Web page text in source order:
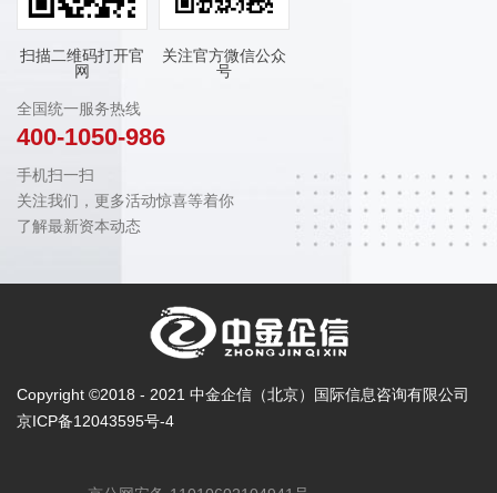
扫描二维码打开官
网
关注官方微信公众
号
全国统一服务热线
400-1050-986
手机扫一扫
关注我们，更多活动惊喜等着你
了解最新资本动态
Copyright ©2018 - 2021 中金企信（北京）国际信息咨询有限公司
京ICP备12043595号-4